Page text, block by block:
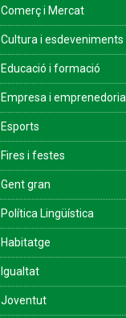
Comerç i Mercat
Cultura i esdeveniments
Educació i formació
Empresa i emprenedoria
Esports
Fires i festes
Gent gran
Política Lingüística
Habitatge
Igualtat
Joventut